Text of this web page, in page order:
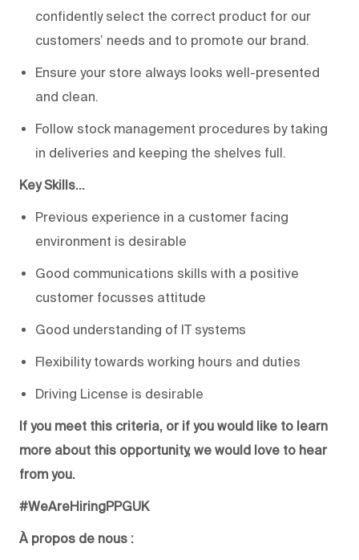
confidently select the correct product for our
customers’ needs and to promote our brand.
Ensure your store always looks well-presented
and clean.
Follow stock management procedures by taking
in deliveries and keeping the shelves full.
Key Skills…
Previous experience in a customer facing
environment is desirable
Good communications skills with a positive
customer focusses attitude
Good understanding of IT systems
Flexibility towards working hours and duties
Driving License is desirable
If you meet this criteria, or if you would like to learn
more about this opportunity, we would love to hear
from you.
#WeAreHiringPPGUK
À propos de nous :